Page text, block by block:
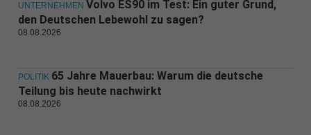
UNTERNEHMEN Volvo ES90 im Test: Ein guter Grund,
den Deutschen Lebewohl zu sagen?
08.08.2026
POLITIK 65 Jahre Mauerbau: Warum die deutsche
Teilung bis heute nachwirkt
08.08.2026